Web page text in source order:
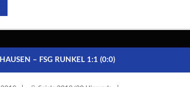
– FSG RUNKEL 1:1 (0:0)